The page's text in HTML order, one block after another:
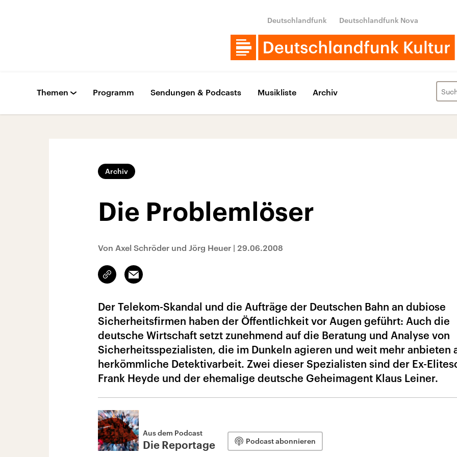
Deutschlandfunk Deutschlandfunk Nova
Themen Programm Sendungen & Podcasts Musikliste Archiv
Archiv
Die Problemlöser
Von Axel Schröder und Jörg Heuer | 29.06.2008
Link
kopieren/teilen
Email
Der Telekom-Skandal und die Aufträge der Deutschen Bahn an dubiose
Sicherheitsfirmen haben der Öffentlichkeit vor Augen geführt: Auch die
deutsche Wirtschaft setzt zunehmend auf die Beratung und Analyse von
Sicherheitsspezialisten, die im Dunkeln agieren und weit mehr anbieten
herkömmliche Detektivarbeit. Zwei dieser Spezialisten sind der Ex-
Frank Heyde und der ehemalige deutsche Geheimagent Klaus Leiner.
Aus dem Podcast
Die Reportage Podcast abonnieren